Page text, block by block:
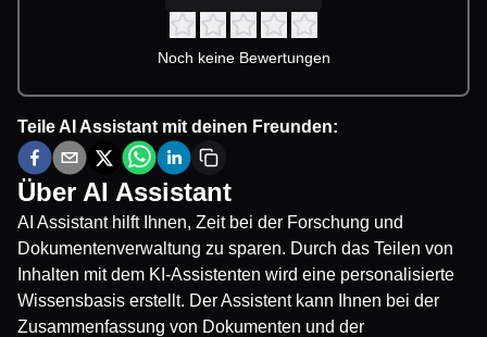
Noch keine Bewertungen
TeileAI Assistant mit deinen Freunden:
Über AI Assistant
AI Assistant hilft Ihnen, Zeit bei der Forschung und
Dokumentenverwaltung zu sparen. Durch das Teilen von
Inhalten mit dem KI-Assistenten wird eine personalisierte
Wissensbasis erstellt. Der Assistent kann Ihnen bei der
Zusammenfassung von Dokumenten und der